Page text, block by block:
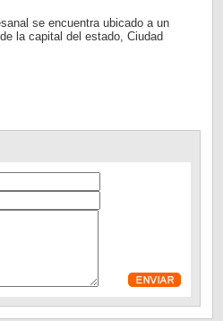
se encuentra ubicado a un
la capital del estado, Ciudad